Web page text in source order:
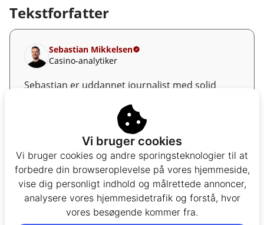
Tekstforfatter
Sebastian Mikkelsen
Casino-analytiker
Sebastian er uddannet journalist med solid
bettingbranchen. Med en dyb indsigt i den
danske spillelovgivning og markedets udvikling
har han et skarpt blik for, hvad der gør et online
casino ansvarligt, fair og attraktivt. Sebastians
arbejde omfatter at skrive anmeldelser af
casinoer samt vejledninger, som forklarer
tekniske begreber udførligt og hjælper spillere
med at navigere sikkert og effektivt i det danske
Vi bruger cookies
Vi bruger cookies og andre sporingsteknologier til at
forbedre din browseroplevelse på vores hjemmeside,
vise dig personligt indhold og målrettede annoncer,
analysere vores hjemmesidetrafik og forstå, hvor
vores besøgende kommer fra.